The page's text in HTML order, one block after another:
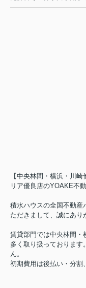
【中央林間・横浜・川
リア優良店のYOAKE不
積水ハウスの全国不動産
ただきまして、誠にあり
賃貸部門では中央林間・
多く取り扱っておりま
ん。
初期費用は後払い・分割